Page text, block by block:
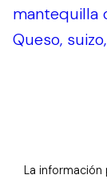
mantequilla
Queso,
La